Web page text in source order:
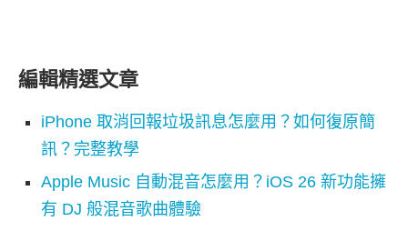
編輯精選文章
iPhone 取消回報垃圾訊息怎麼用？如何復原簡
訊？完整教學
Apple Music 自動混音怎麼用？iOS 26 新功能擁
有 DJ 般混音歌曲體驗